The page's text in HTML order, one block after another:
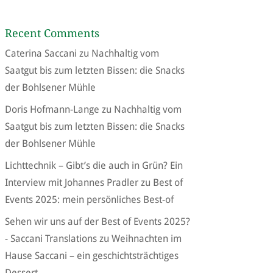
Recent Comments
Caterina Saccani zu Nachhaltig vom
Saatgut bis zum letzten Bissen: die Snacks
der Bohlsener Mühle
Doris Hofmann-Lange zu Nachhaltig vom
Saatgut bis zum letzten Bissen: die Snacks
der Bohlsener Mühle
Lichttechnik – Gibt’s die auch in Grün? Ein
Interview mit Johannes Pradlerzu Best of
Events 2025: mein persönliches Best-of
Sehen wir uns auf der Best of Events 2025?
- Saccani Translationszu Weihnachten im
Hause Saccani – ein geschichtsträchtiges